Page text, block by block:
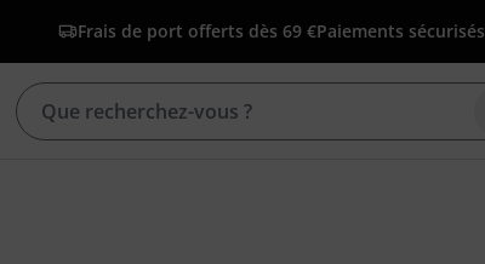
Frais de port offerts dès 69 €Paiements sécurisés